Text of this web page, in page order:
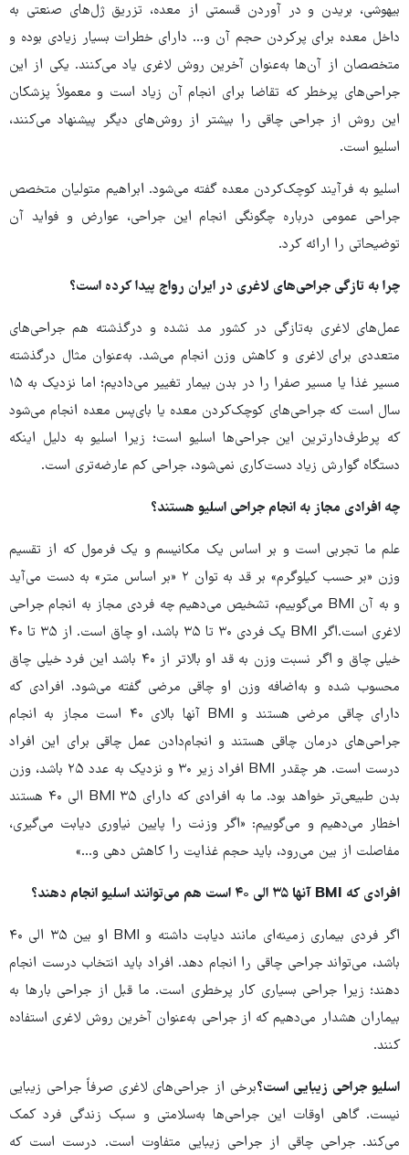
بیهوشی، بریدن و در آوردن قسمتی از معده، تزریق ژل‌های صنعتی به
داخل معده برای پرکردن حجم آن و... دارای خطرات بسیار زیادی بوده و
متخصصان از آن‌ها به‌عنوان آخرین روش لاغری یاد می‌کنند. یکی از این
جراحی‌های پرخطر که تقاضا برای انجام آن زیاد است و معمولاً پزشکان
این روش از جراحی چاقی را بیشتر از روش‌های دیگر پیشنهاد می‌کنند،
اسلیو است.
اسلیو به فرآیند کوچک‌کردن معده گفته می‌شود. ابراهیم متولیان متخصص
جراحی عمومی درباره چگونگی انجام این جراحی، عوارض و فواید آن
توضیحاتی را ارائه کرد.
چرا به تازگی جراحی‌های لاغری در ایران رواج پیدا کرده است؟
عمل‌های لاغری به‌تازگی در کشور مد نشده و درگذشته هم جراحی‌های
متعددی برای لاغری و کاهش وزن انجام می‌شد. به‌عنوان مثال درگذشته
مسیر غذا یا مسیر صفرا را در بدن بیمار تغییر می‌دادیم؛ اما نزدیک به ۱۵
سال است که جراحی‌های کوچک‌کردن معده یا بای‌پس معده انجام می‌شود
که پرطرف‌دارترین این جراحی‌ها اسلیو است؛ زیرا اسلیو به دلیل اینکه
دستگاه گوارش زیاد دست‌کاری نمی‌شود، جراحی کم عارضه‌تری است.
چه افرادی مجاز به انجام جراحی اسلیو هستند؟
علم ما تجربی است و بر اساس یک مکانیسم و یک فرمول که از تقسیم
وزن «بر حسب کیلوگرم» بر قد به توان ۲ «بر اساس متر» به دست می‌آید
و به آن BMI می‌گوییم، تشخیص می‌دهیم چه فردی مجاز به انجام جراحی
لاغری است.اگر BMI یک فردی ۳۰ تا ۳۵ باشد، او چاق است. از ۳۵ تا ۴۰
خیلی چاق و اگر نسبت وزن به قد او بالاتر از ۴۰ باشد این فرد خیلی چاق
محسوب شده و به‌اضافه وزن او چاقی مرضی گفته می‌شود. افرادی که
دارای چاقی مرضی هستند و BMI آنها بالای ۴۰ است مجاز به انجام
جراحی‌های درمان چاقی هستند و انجام‌دادن عمل چاقی برای این افراد
درست است. هر چقدر BMI افراد زیر ۳۰ و نزدیک به عدد ۲۵ باشد، وزن
بدن طبیعی‌تر خواهد بود. ما به افرادی که دارای BMI ۳۵ الی ۴۰ هستند
اخطار می‌دهیم و می‌گوییم: «اگر وزنت را پایین نیاوری دیابت می‌گیری،
مفاصلت از بین می‌رود، باید حجم غذایت را کاهش دهی و...»
افرادی که BMI آنها ۳۵ الی ۴۰ است هم می‌توانند اسلیو انجام دهند؟
اگر فردی بیماری زمینه‌ای مانند دیابت داشته و BMI او بین ۳۵ الی ۴۰
باشد، می‌تواند جراحی چاقی را انجام دهد. افراد باید انتخاب درست انجام
دهند؛ زیرا جراحی بسیاری کار پرخطری است. ما قبل از جراحی بارها به
بیماران هشدار می‌دهیم که از جراحی به‌عنوان آخرین روش لاغری استفاده
کنند.
اسلیو جراحی زیبایی است؟برخی از جراحی‌های لاغری صرفاً جراحی زیبایی
نیست. گاهی اوقات این جراحی‌ها به‌سلامتی و سبک زندگی فرد کمک
می‌کند. جراحی چاقی از جراحی زیبایی متفاوت است. درست است که